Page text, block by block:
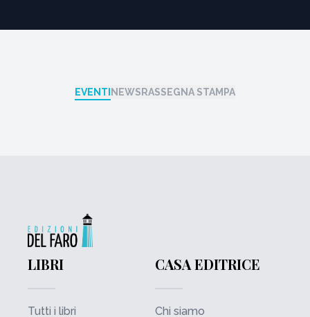
EVENTI NEWS RASSEGNA STAMPA
LIBRI
Tutti i libri
CASA EDITRICE
Chi siamo